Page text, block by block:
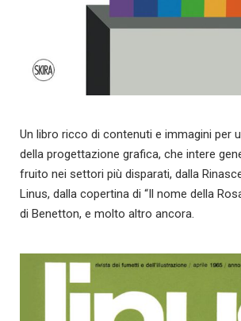
Un libro ricco di contenuti e immagini per
della progettazione grafica, che intere
fruito nei settori più disparati, dalla
Linus, dalla copertina di “Il nome della
di Benetton, e molto altro ancora.